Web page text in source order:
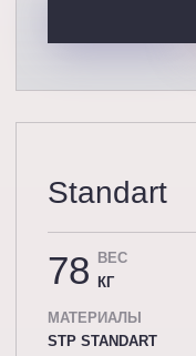
Standart
78
ВЕС
КГ
МАТЕРИАЛЫ
STP STANDART